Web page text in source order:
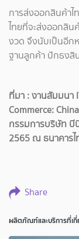
การส่งออกสินค้าไ
ไทยที่จะส่งออกสิน
งวด จึงนับเป็นอีก
ฐานลูกค้า ปักธงสิ
ที่มา : งานสัมมนา
Commerce:
กรรมการบริษัท บี
2565 ณ ธนาคาร
Share
ผลิตภัณฑ์และบริการที่เ